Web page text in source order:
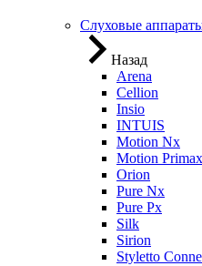
Слуховые
Назад
Arena
Cellion
Insio
INTUIS
Motion Nx
Motion Primax
Orion
Pure Nx
Pure Px
Silk
Sirion
Styletto